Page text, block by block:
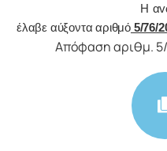
Η αvωτέρω
έλαβε αύξοντα αριθμό5/76/
Απόφαση αριθμ.